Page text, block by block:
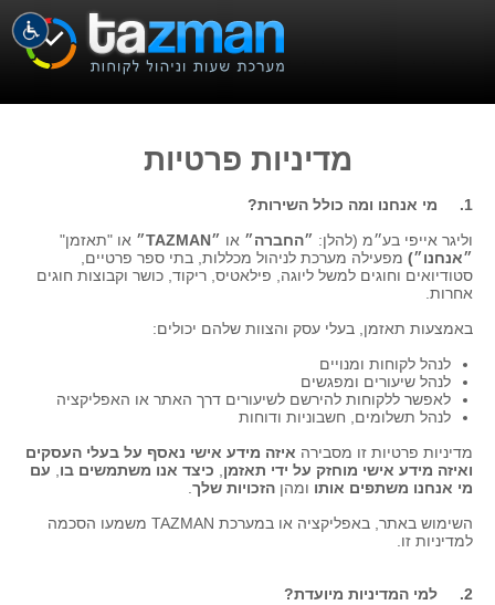
מדיניות פרטיות
1. מי אנחנו ומה כולל השירות?
וליגר אייפי בע״מ (להלן: ״החברה״ או ״TAZMAN״
או "תאזמן"
״אנחנו״) מפעילה מערכת לניהול מכללות, בתי ספר פרטיים,
סטודיואים וחוגים למשל ליוגה, פילאטיס, ריקוד, כושר וקבוצות חוגים
אחרות.
באמצעות תאזמן, בעלי עסק והצוות שלהם יכולים:
לנהל לקוחות ומנויים
לנהל שיעורים ומפגשים
לאפשר ללקוחות להירשם לשיעורים דרך האתר או האפליקציה
לנהל תשלומים, חשבוניות ודוחות
מדיניות פרטיות זו מסבירה איזה מידע אישי נאסף על בעלי העסקים
ואיזה מידע אישי מוחזק על ידי תאזמן
כיצד אנו משתמשים בו
עם
מי אנחנו משתפים אותו ומהן הזכויות שלך
השימוש באתר, באפליקציה או במערכת TAZMAN משמעו הסכמה
למדיניות זו.
2. למי המדיניות מיועדת?